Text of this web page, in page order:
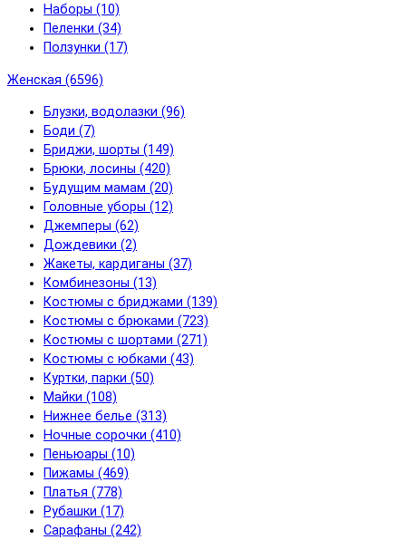
Наборы (10)
Пеленки (34)
Ползунки (17)
Женская (6596)
Блузки, водолазки (96)
Боди (7)
Бриджи, шорты (149)
Брюки, лосины (420)
Будущим мамам (20)
Головные уборы (12)
Джемперы (62)
Дождевики (2)
Жакеты, кардиганы (37)
Комбинезоны (13)
Костюмы с бриджами (139)
Костюмы с брюками (723)
Костюмы с шортами (271)
Костюмы с юбками (43)
Куртки, парки (50)
Майки (108)
Нижнее белье (313)
Ночные сорочки (410)
Пеньюары (10)
Пижамы (469)
Платья (778)
Рубашки (17)
Сарафаны (242)